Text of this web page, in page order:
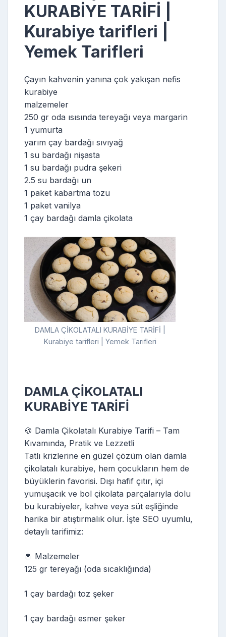
KURABİYE TARİFİ |
Kurabiye tarifleri |
Yemek Tarifleri
Çayın kahvenin yanına çok yakışan nefis
kurabiye
malzemeler
250 gr oda ısısında tereyağı veya margarin
1 yumurta
yarım çay bardağı sıvıyağ
1 su bardağı nişasta
1 su bardağı pudra şekeri
2.5 su bardağı un
1 paket kabartma tozu
1 paket vanilya
1 çay bardağı damla çikolata
DAMLA ÇİKOLATALI KURABİYE TARİFİ |
Kurabiye tarifleri | Yemek Tarifleri
DAMLA ÇİKOLATALI
KURABİYE TARİFİ
🍪 Damla Çikolatalı Kurabiye Tarifi – Tam
Kıvamında, Pratik ve Lezzetli
Tatlı krizlerine en güzel çözüm olan damla
çikolatalı kurabiye, hem çocukların hem de
büyüklerin favorisi. Dışı hafif çıtır, içi
yumuşacık ve bol çikolata parçalarıyla dolu
bu kurabiyeler, kahve veya süt eşliğinde
harika bir atıştırmalık olur. İşte SEO uyumlu,
detaylı tarifimiz:
🧂 Malzemeler
125 gr tereyağı (oda sıcaklığında)
1 çay bardağı toz şeker
1 çay bardağı esmer şeker